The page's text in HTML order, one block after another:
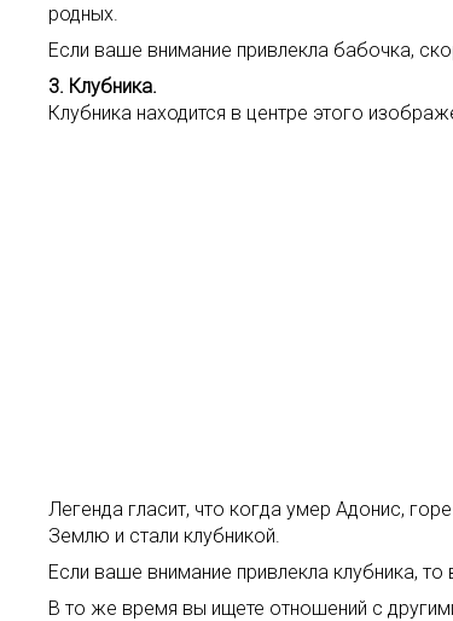
родных.
Если ваше внимание привлекла бабочка,
3. Клубника.
Клубника находится в центре этого
Легенда гласит, что когда умер Адонис,
Землю и стали клубникой.
Если ваше внимание привлекла клубника,
В то же время вы ищете отношений с